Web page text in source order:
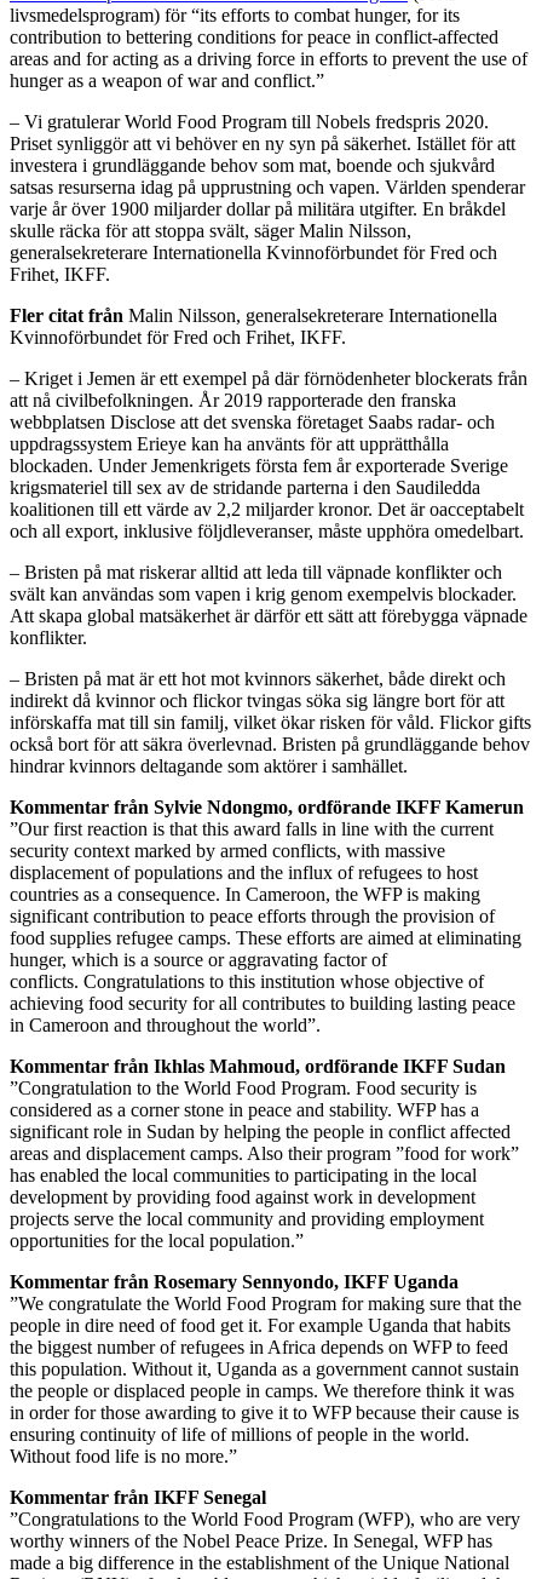
livsmedelsprogram) för “its efforts to combat hunger, for its
contribution to bettering conditions for peace in conflict-affected
areas and for acting as a driving force in efforts to prevent the use of
hunger as a weapon of war and conflict.”
– Vi gratulerar World Food Program till Nobels fredspris 2020.
Priset synliggör att vi behöver en ny syn på säkerhet. Istället för att
investera i grundläggande behov som mat, boende och sjukvård
satsas resurserna idag på upprustning och vapen. Världen spenderar
varje år över 1900 miljarder dollar på militära utgifter. En bråkdel
skulle räcka för att stoppa svält, säger Malin Nilsson,
generalsekreterare Internationella Kvinnoförbundet för Fred och
Frihet, IKFF.
Fler citat från Malin Nilsson, generalsekreterare Internationella
Kvinnoförbundet för Fred och Frihet, IKFF.
– Kriget i Jemen är ett exempel på där förnödenheter blockerats från
att nå civilbefolkningen. År 2019 rapporterade den franska
webbplatsen Disclose att det svenska företaget Saabs radar- och
uppdragssystem Erieye kan ha använts för att upprätthålla
blockaden. Under Jemenkrigets första fem år exporterade Sverige
krigsmateriel till sex av de stridande parterna i den Saudiledda
koalitionen till ett värde av 2,2 miljarder kronor. Det är oacceptabelt
och all export, inklusive följdleveranser, måste upphöra omedelbart.
– Bristen på mat riskerar alltid att leda till väpnade konflikter och
svält kan användas som vapen i krig genom exempelvis blockader.
Att skapa global matsäkerhet är därför ett sätt att förebygga väpnade
konflikter.
– Bristen på mat är ett hot mot kvinnors säkerhet, både direkt och
indirekt då kvinnor och flickor tvingas söka sig längre bort för att
införskaffa mat till sin familj, vilket ökar risken för våld. Flickor gifts
också bort för att säkra överlevnad. Bristen på grundläggande behov
hindrar kvinnors deltagande som aktörer i samhället.
Kommentar från Sylvie Ndongmo, ordförande IKFF Kamerun
”Our first reaction is that this award falls in line with the current
security context marked by armed conflicts, with massive
displacement of populations and the influx of refugees to host
countries as a consequence. In Cameroon, the WFP is making
significant contribution to peace efforts through the provision of
food supplies refugee camps. These efforts are aimed at eliminating
hunger, which is a source or aggravating factor of
conflicts. Congratulations to this institution whose objective of
achieving food security for all contributes to building lasting peace
in Cameroon and throughout the world”.
Kommentar från Ikhlas Mahmoud, ordförande IKFF Sudan
”Congratulation to the World Food Program. Food security is
considered as a corner stone in peace and stability. WFP has a
significant role in Sudan by helping the people in conflict affected
areas and displacement camps. Also their program ”food for work”
has enabled the local communities to participating in the local
development by providing food against work in development
projects serve the local community and providing employment
opportunities for the local population.”
Kommentar från Rosemary Sennyondo, IKFF Uganda
”We congratulate the World Food Program for making sure that the
people in dire need of food get it. For example Uganda that habits
the biggest number of refugees in Africa depends on WFP to feed
this population. Without it, Uganda as a government cannot sustain
the people or displaced people in camps. We therefore think it was
in order for those awarding to give it to WFP because their cause is
ensuring continuity of life of millions of people in the world.
Without food life is no more.”
Kommentar från IKFF Senegal
”Congratulations to the World Food Program (WFP), who are very
worthy winners of the Nobel Peace Prize. In Senegal, WFP has
made a big difference in the establishment of the Unique National